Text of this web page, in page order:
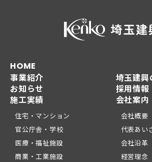
HOME
事業紹介
埼玉建興
お知らせ
採用情報
施工実績
住宅・マンション
官公庁舎・学校
医療・福祉施設
商業・工業施設
会社案内
会社概要
代表あい
会社沿革
経営理念